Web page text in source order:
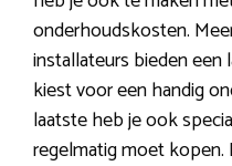
onderhoudskosten.
installateurs bieden een
kiest voor een handig
laatste heb je ook
regelmatig moet kopen.